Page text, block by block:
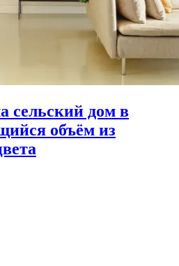
сельский дом в
объём из